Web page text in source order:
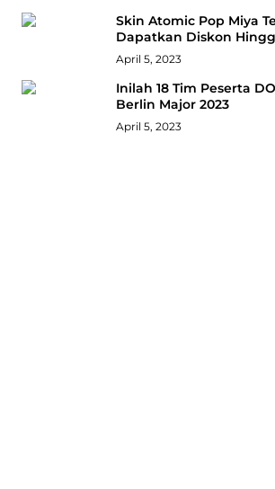
Skin Atomic Pop Miya
Dapatkan Diskon
April 5, 2023
Inilah 18 Tim Peserta
Berlin Major 2023
April 5, 2023